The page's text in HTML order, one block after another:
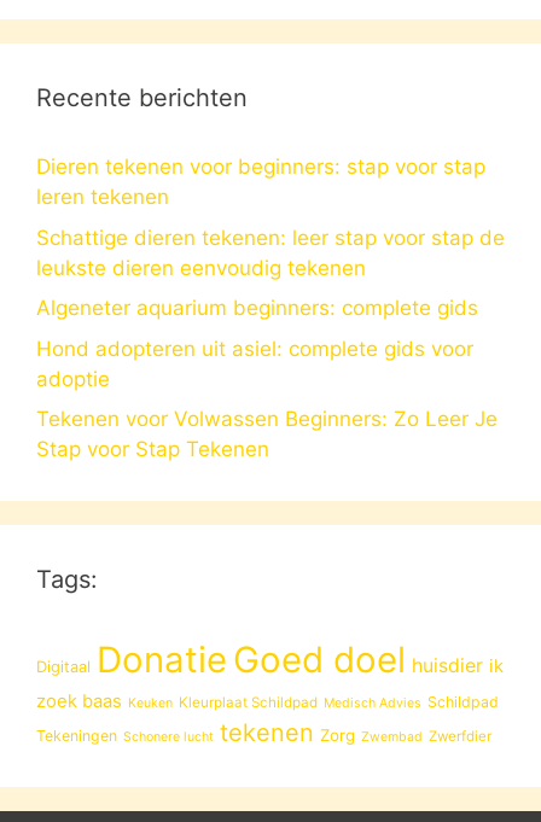
Recente berichten
Dieren tekenen voor beginners: stap voor stap
leren tekenen
Schattige dieren tekenen: leer stap voor stap de
leukste dieren eenvoudig tekenen
Algeneter aquarium beginners: complete gids
Hond adopteren uit asiel: complete gids voor
adoptie
Tekenen voor Volwassen Beginners: Zo Leer Je
Stap voor Stap Tekenen
Tags:
Digitaal Donatie Goed doel huisdier ik
zoek baas Keuken Kleurplaat Schildpad Medisch Advies Schildpad
Tekeningen Schonere lucht tekenen Zorg Zwembad Zwerfdier